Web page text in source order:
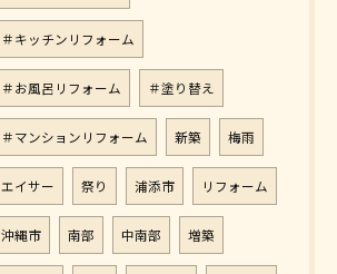
＃キッチンリフォーム
＃お風呂リフォーム ＃塗り替え
＃マンションリフォーム 新築 梅雨
エイサー 祭り 浦添市 リフォーム
沖縄市 南部 中南部 増築